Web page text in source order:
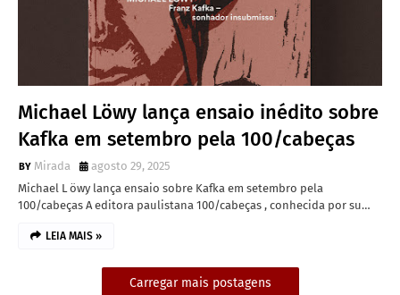
Michael Löwy lança ensaio inédito sobre
Kafka em setembro pela 100/cabeças
Mirada
agosto 29, 2025
Michael L öwy lança ensaio sobre Kafka em setembro pela
100/cabeças A editora paulistana 100/cabeças , conhecida por su…
LEIA MAIS »
Carregar mais postagens